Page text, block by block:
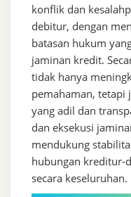
konflik dan
debitur, dengan
batasan hukum
jaminan kredit.
tidak hanya
pemahaman,
yang adil dan
dan eksekusi
mendukung
hubungan kreditur-
secara keseluruhan.